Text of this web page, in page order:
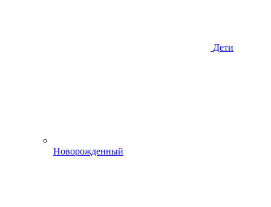
Дети
Новорожденный